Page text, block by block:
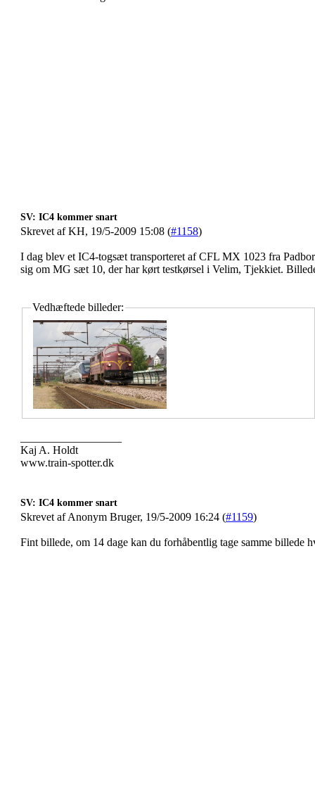
SV: IC4 kommer snart
Skrevet af KH, 19/5-2009 15:08 (#1158)
I dag blev et IC4-togsæt transporteret af CFL MX 1023 fra
sig om MG sæt 10, der har kørt testkørsel i Velim, Tjekkiet.
Vedhæftede billeder:
Kaj A. Holdt
www.train-spotter.dk
SV: IC4 kommer snart
Skrevet af Anonym Bruger, 19/5-2009 16:24 (#1159)
Fint billede, om 14 dage kan du forhåbentlig tage samme billede